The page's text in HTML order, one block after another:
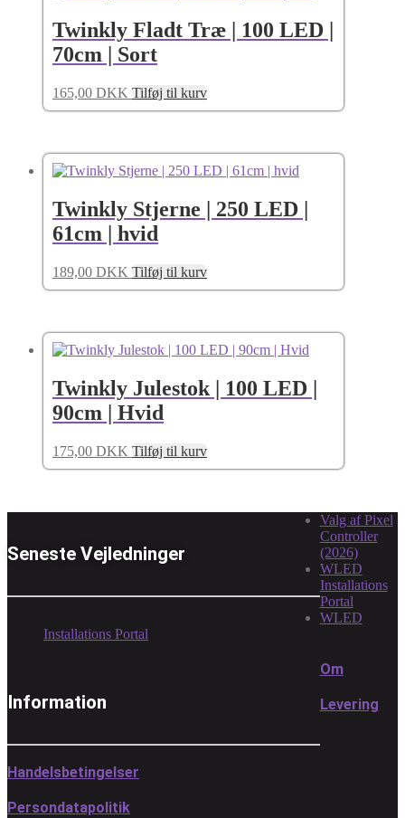
Twinkly Fladt Træ | 100 LED |
70cm | Sort
165,00 DKK Tilføj til kurv
Twinkly Stjerne | 250 LED |
61cm | hvid
189,00 DKK Tilføj til kurv
Twinkly Julestok | 100 LED |
90cm | Hvid
175,00 DKK Tilføj til kurv
Seneste Vejledninger
Valg af Pixel
Controller
(2026)
WLED
Installations
Portal
WLED
Installations Portal
Information
Om
Levering
Handelsbetingelser
Persondatapolitik